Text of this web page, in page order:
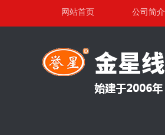
网站首页 公司简介